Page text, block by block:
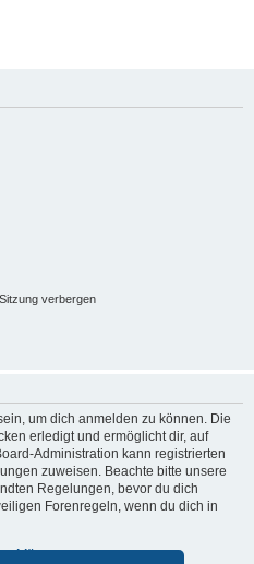
verbergen
um dich anmelden zu können. Die
erledigt und ermöglicht dir, auf
Administration kann registrierten
zuweisen. Beachte bitte unsere
Regelungen, bevor du dich
Forenregeln, wenn du dich in